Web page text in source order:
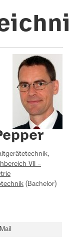
VII –
(Bachelor)